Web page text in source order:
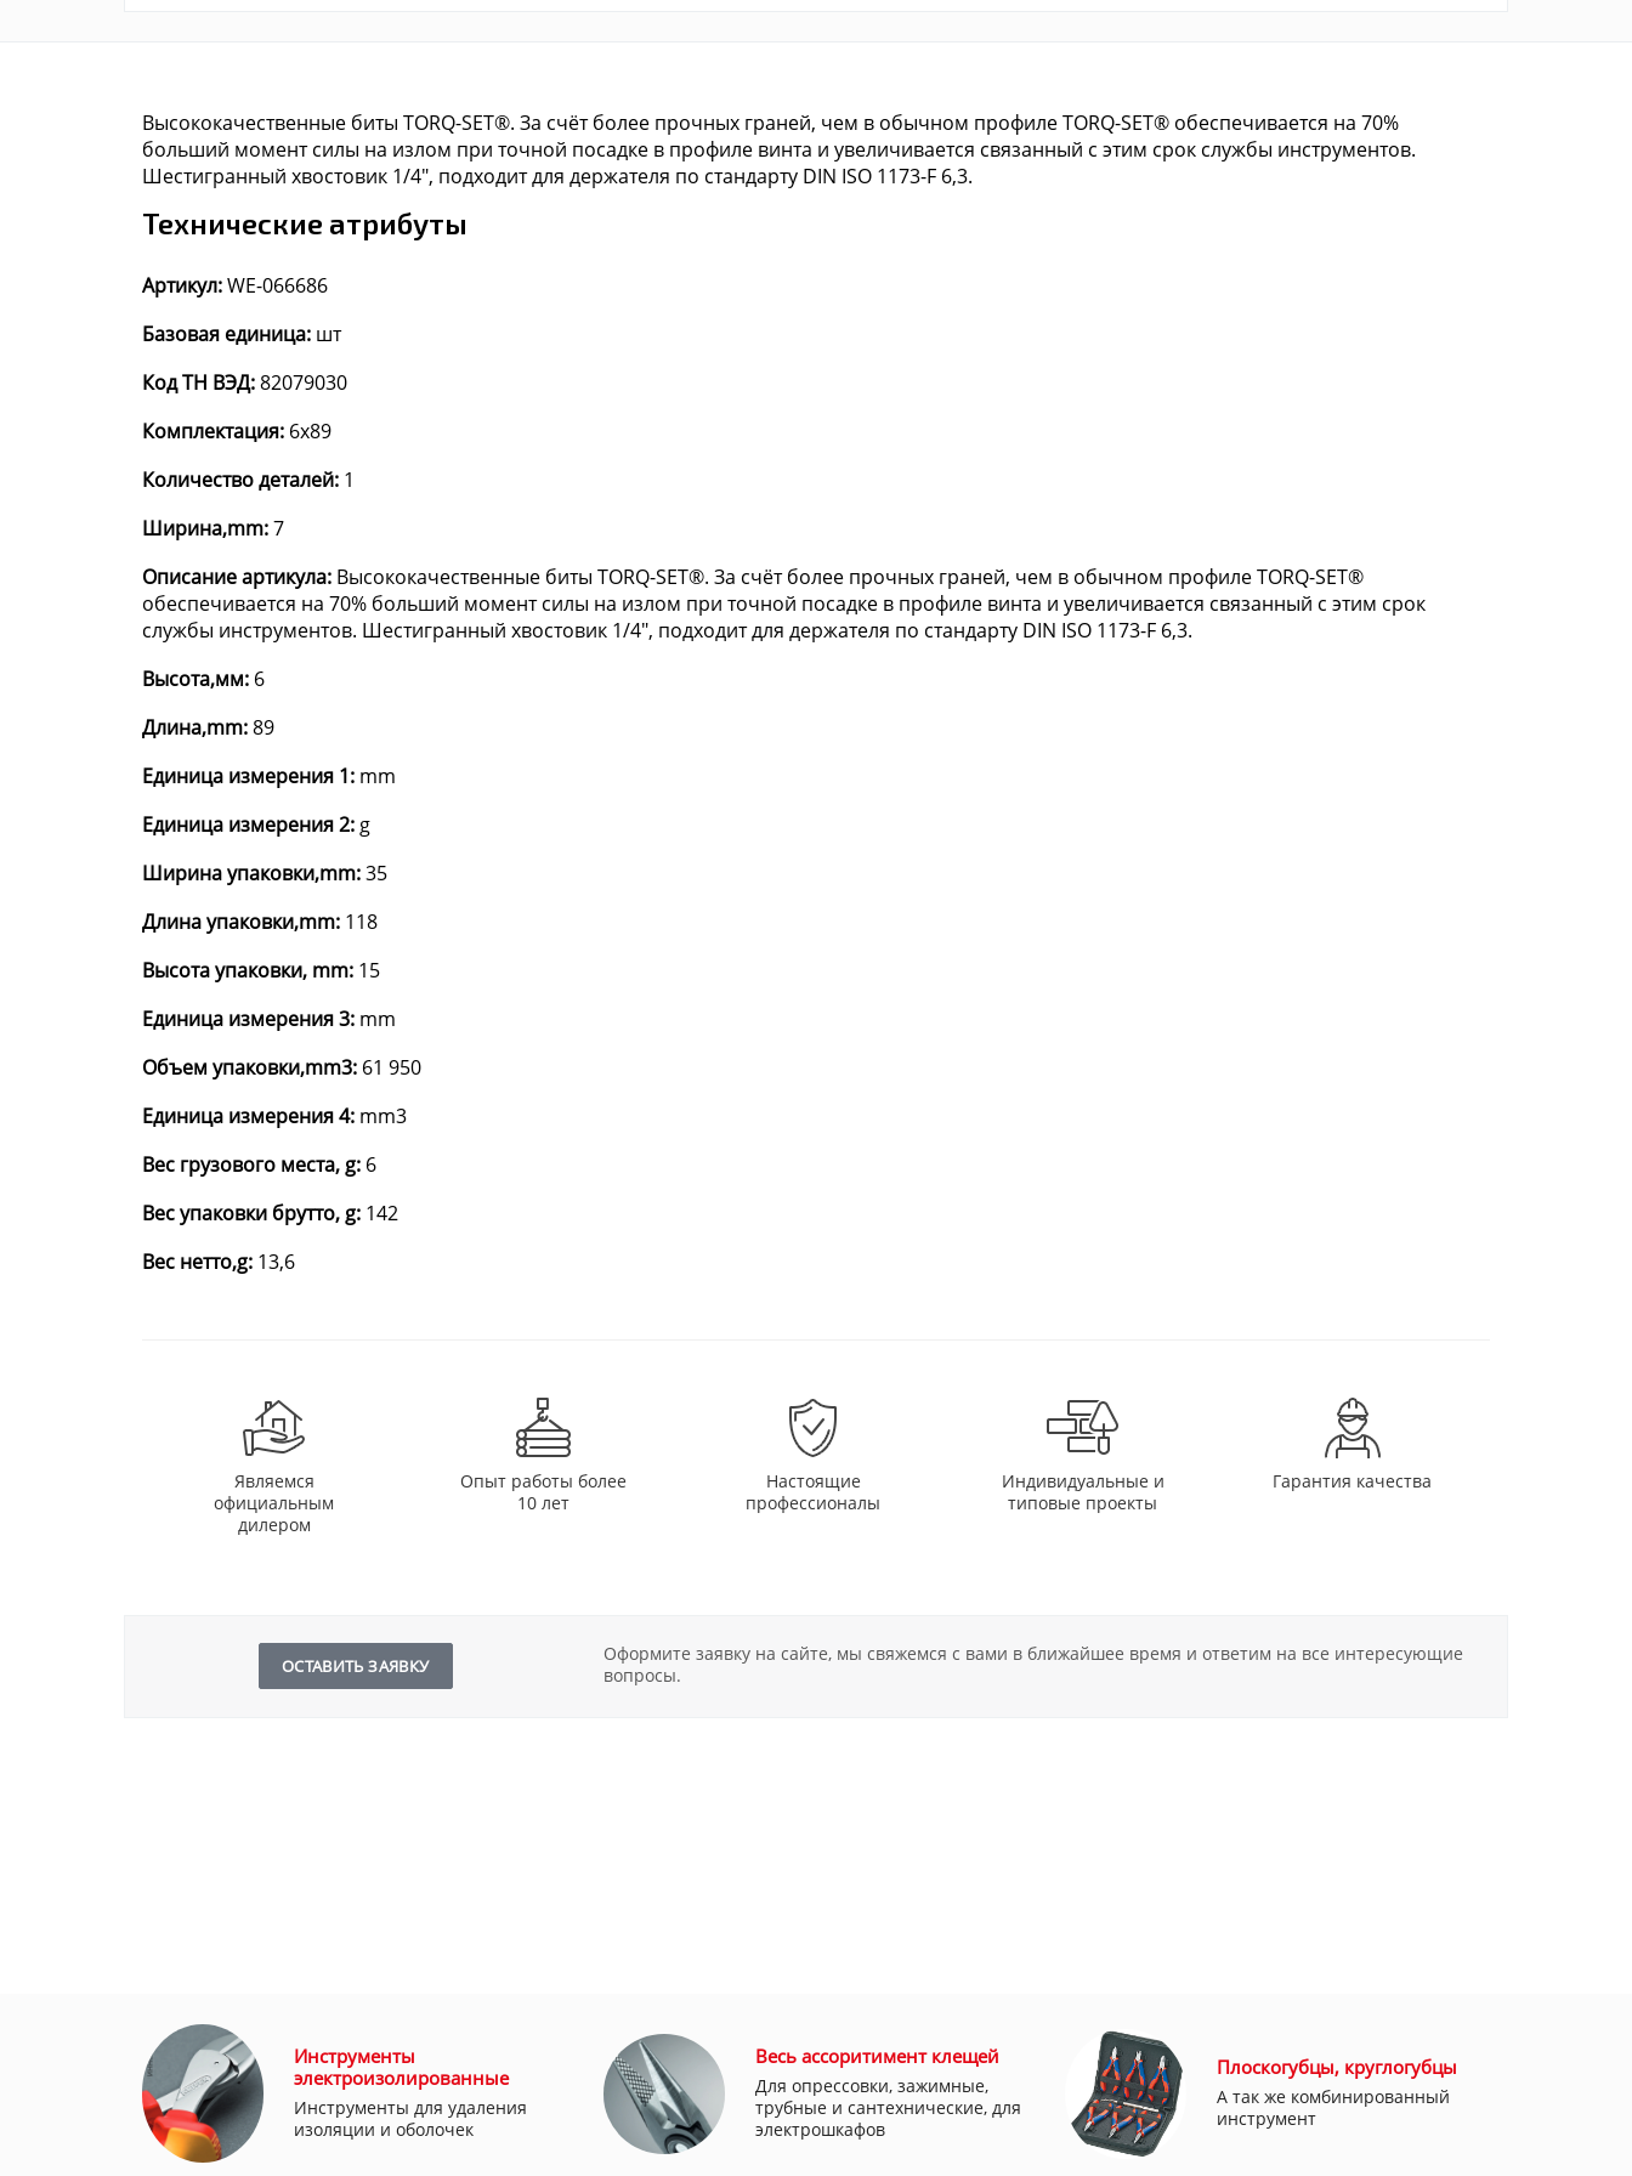
Высококачественные биты TORQ-SET®. За счёт более прочных граней, чем в обычном профиле TORQ-SET® обеспечивается на 70%
больший момент силы на излом при точной посадке в профиле винта и увеличивается связанный с этим срок службы инструментов.
Шестигранный хвостовик 1/4", подходит для держателя по стандарту DIN ISO 1173-F 6,3.
Технические атрибуты
Артикул:WE-066686
Базовая единица: шт
Код ТН ВЭД:82079030
Комплектация: 6x89
Количество деталей: 1
Ширина,mm:7
Описание артикула: Высококачественные биты TORQ-SET®. За счёт более прочных граней, чем в обычном профиле TORQ-SET®
обеспечивается на 70% больший момент силы на излом при точной посадке в профиле винта и увеличивается связанный с этим срок
службы инструментов. Шестигранный хвостовик 1/4", подходит для держателя по стандарту DIN ISO 1173-F 6,3.
Высота,мм: 6
Длина,mm:89
Единица измерения 1: mm
Единица измерения 2: g
Ширина упаковки,mm:35
Длина упаковки,mm: 118
Высота упаковки, mm: 15
Единица измерения 3: mm
Объем упаковки,mm3: 61 950
Единица измерения 4: mm3
Вес грузового места, g: 6
Вес упаковки брутто, g: 142
Вес нетто,g: 13,6
Являемся
официальным
дилером
Опыт работы более
10 лет
Настоящие
профессионалы
Индивидуальные и
типовые проекты
Гарантия качества
ОСТАВИТЬ ЗАЯВКУ
Оформите заявку на сайте, мы свяжемся с вами в ближайшее время и ответим на все интересующие
вопросы.
Инструменты
электроизолированные
Инструменты для удаления
изоляции и оболочек
Весь ассоритимент клещей
Для опрессовки, зажимные,
трубные и сантехнические, для
электрошкафов
Плоскогубцы, круглогубцы
А так же комбинированный
инструмент